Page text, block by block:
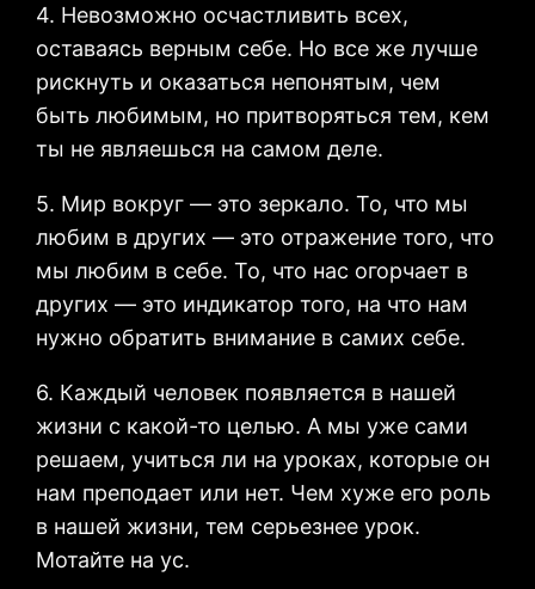
4. Невозможно осчастливить всех,
оставаясь верным себе. Но все же лучше
рискнуть и оказаться непонятым, чем
быть любимым, но притворяться тем, кем
ты не являешься на самом деле.
5. Мир вокруг — это зеркало. То, что мы
любим в других — это отражение того, что
мы любим в себе. То, что нас огорчает в
других — это индикатор того, на что нам
нужно обратить внимание в самих себе.
6. Каждый человек появляется в нашей
жизни с какой-то целью. А мы уже сами
решаем, учиться ли на уроках, которые он
нам преподает или нет. Чем хуже его роль
в нашей жизни, тем серьезнее урок.
Мотайте на ус.